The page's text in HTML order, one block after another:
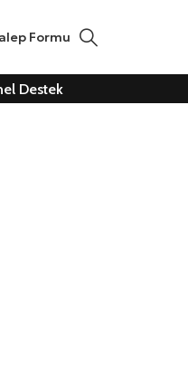
Formu
Destek